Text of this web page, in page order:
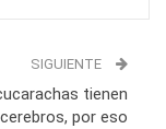
SIGUIENTE
tienen
por eso